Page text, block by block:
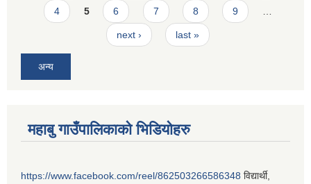
4 5 6 7 8 9
next › last »
अन्य
महाबु गाउँपालिकाको भिडियोहरु
https://www.facebook.com/reel/862503266586348 विद्यार्थी,